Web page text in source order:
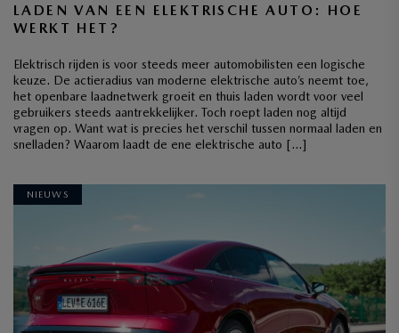
LADEN VAN EEN ELEKTRISCHE AUTO: HOE
WERKT HET?
Elektrisch rijden is voor steeds meer automobilisten een logische
keuze. De actieradius van moderne elektrische auto’s neemt toe,
het openbare laadnetwerk groeit en thuis laden wordt voor veel
gebruikers steeds aantrekkelijker. Toch roept laden nog altijd
vragen op. Want wat is precies het verschil tussen normaal laden en
snelladen? Waarom laadt de ene elektrische auto […]
NIEUWS